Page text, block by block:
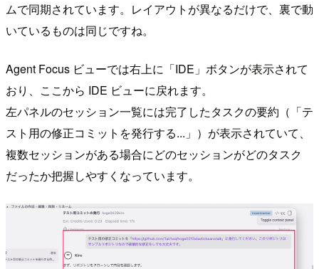
ムで同期されています。レイアウトが異なるだけで、裏で動
いているものは同じですね。
Agent Focus ビューでは右上に「IDE」ボタンが表示されて
おり、ここから IDE ビューに戻れます。
左パネルのセッション一覧には完了したタスクの要約（「テ
スト用の修正コミットを発行する...」）が表示されていて、
複数セッションがある場合にどのセッションがどのタスク
だったか把握しやすくなっています。